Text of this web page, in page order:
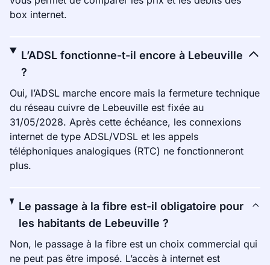
box internet.
L’ADSL fonctionne-t-il encore à Lebeuville
?
Oui, l’ADSL marche encore mais la fermeture technique
du réseau cuivre de Lebeuville est fixée au
31/05/2028. Après cette échéance, les connexions
internet de type ADSL/VDSL et les appels
téléphoniques analogiques (RTC) ne fonctionneront
plus.
Le passage à la fibre est-il obligatoire pour
les habitants de Lebeuville ?
Non, le passage à la fibre est un choix commercial qui
ne peut pas être imposé. L’accès à internet est